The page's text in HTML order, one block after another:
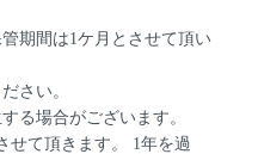
期間は1ケ月とさせて頂い
さい。
る場合がございます。
せて頂きます。 1年を過